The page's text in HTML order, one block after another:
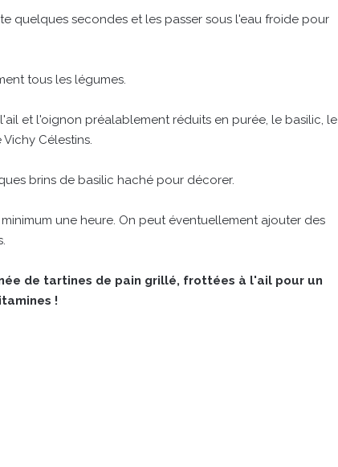
quelques secondes et les passer sous l'eau froide pour
tous les légumes.
et l'oignon préalablement réduits en purée, le basilic, le
Célestins.
brins de basilic haché pour décorer.
une heure. On peut éventuellement ajouter des
de tartines de pain grillé, frottées à l'ail pour un
!